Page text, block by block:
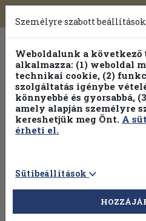
Toggle
navigation
Vissza az előző oldalra
Személyre szabott beállítások
Weboldalunk a
alkalmazza: (1) weboldal
technikai cookie, (2)
szolgáltatás igénybe
könnyebbé és gyorsabbá,
amely alapján személyre
kereshetjük meg Önt. A
érheti el.
Sütibeállítások